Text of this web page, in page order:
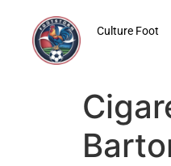
principal
Culture Foot